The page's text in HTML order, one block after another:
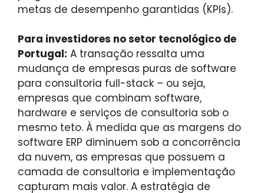
metas de desempenho garantidas (KPIs).
Para investidores no setor tecnológico de
Portugal: A transação ressalta uma
mudança de empresas puras de software
para consultoria full-stack – ou seja,
empresas que combinam software,
hardware e serviços de consultoria sob o
mesmo teto. À medida que as margens do
software ERP diminuem sob a concorrência
da nuvem, as empresas que possuem a
camada de consultoria e implementação
capturam mais valor. A estratégia de